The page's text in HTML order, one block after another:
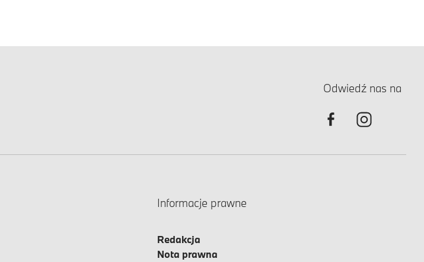
Odwiedź nas na
Informacje prawne
Redakcja
Nota prawna